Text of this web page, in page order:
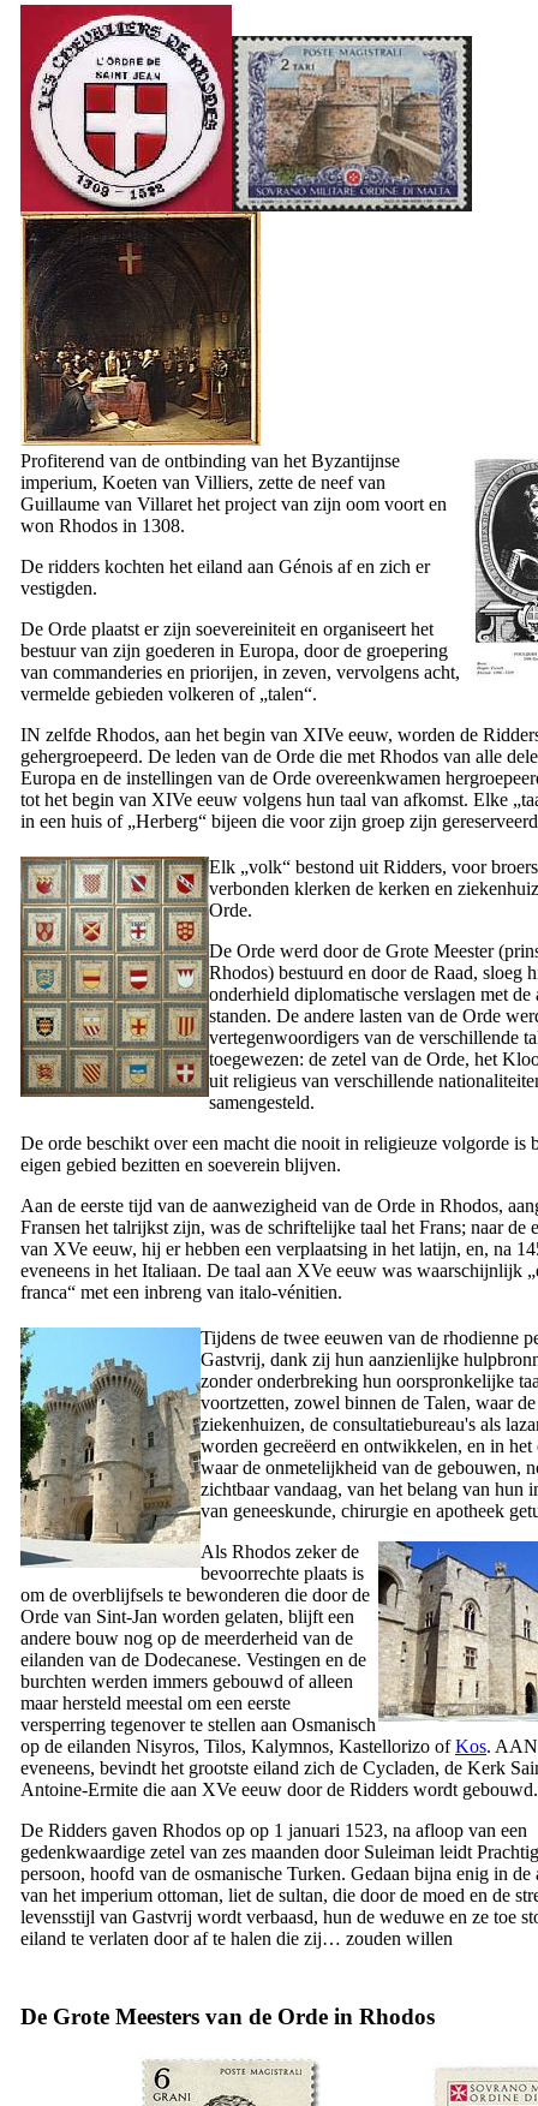
Profiterend van de ontbinding van het Byzantijnse
imperium, Koeten van Villiers, zette de neef van
Guillaume van Villaret het project van zijn oom voort en
won Rhodos in 1308.
De ridders kochten het eiland aan Génois af en zich er
vestigden.
De Orde plaatst er zijn soevereiniteit en organiseert het
bestuur van zijn goederen in Europa, door de groepering
van commanderies en priorijen, in zeven, vervolgens acht,
vermelde gebieden volkeren of „talen“.
IN zelfde Rhodos, aan het begin van XIVe eeuw, worden de
gehergroepeerd. De leden van de Orde die met Rhodos van alle
Europa en de instellingen van de Orde overeenkwamen
tot het begin van XIVe eeuw volgens hun taal van afkomst. Elke
in een huis of „Herberg“ bijeen die voor zijn groep zijn
Elk „volk“ bestond uit Ridders, voor
verbonden klerken de kerken en
Orde.
De Orde werd door de Grote Meester
Rhodos) bestuurd en door de Raad, sloeg
onderhield diplomatische verslagen met de
standen. De andere lasten van de Orde
vertegenwoordigers van de verschillende
toegewezen: de zetel van de Orde, het
uit religieus van verschillende
samengesteld.
De orde beschikt over een macht die nooit in religieuze volgorde is
eigen gebied bezitten en soeverein blijven.
Aan de eerste tijd van de aanwezigheid van de Orde in Rhodos,
Fransen het talrijkst zijn, was de schriftelijke taal het Frans; naar de
van XVe eeuw, hij er hebben een verplaatsing in het latijn, en, na
eveneens in het Italiaan. De taal aan XVe eeuw was waarschijnlijk
franca“ met een inbreng van italo-vénitien.
Tijdens de twee eeuwen van de rhodienne
Gastvrij, dank zij hun aanzienlijke
zonder onderbreking hun oorspronkelijke
voortzetten, zowel binnen de Talen, waar de
ziekenhuizen, de consultatiebureau's als
worden gecreëerd en ontwikkelen, en in het
waar de onmetelijkheid van de gebouwen,
zichtbaar vandaag, van het belang van hun
van geneeskunde, chirurgie en apotheek
Als Rhodos zeker de
bevoorrechte plaats is
om de overblijfsels te bewonderen die door de
Orde van Sint-Jan worden gelaten, blijft een
andere bouw nog op de meerderheid van de
eilanden van de Dodecanese. Vestingen en de
burchten werden immers gebouwd of alleen
maar hersteld meestal om een eerste
versperring tegenover te stellen aan Osmanisch
op de eilanden Nisyros, Tilos, Kalymnos, Kastellorizo ofKos.
eveneens, bevindt het grootste eiland zich de Cycladen, de Kerk
Antoine-Ermite die aan XVe eeuw door de Ridders wordt gebouwd.
De Ridders gaven Rhodos op op 1 januari 1523, na afloop van een
gedenkwaardige zetel van zes maanden door Suleiman leidt
persoon, hoofd van de osmanische Turken. Gedaan bijna enig in de
van het imperium ottoman, liet de sultan, die door de moed en de
levensstijl van Gastvrij wordt verbaasd, hun de weduwe en ze toe
eiland te verlaten door af te halen die zij… zouden willen
De Grote Meesters van de Orde in Rhodos